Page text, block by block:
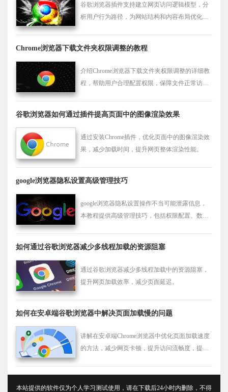
谷歌浏览器插件支持建立网页访问逻辑模型，分
析用户行为路径，为网站结构和内容布局优化提
Chrome浏览器下载文件夹权限调整的教程
介绍Chrome浏览器下载文件夹权限调整的详细教
程，帮助用户合理配置权限，保障文件正常访问
谷歌浏览器如何通过插件提高页面中的图像渲染效果
通过安装Chrome插件，优化页面中的图像渲染效
果，减少加载时间，提升网页整体渲染性能。
google浏览器隐私设置高级管理技巧
google浏览器隐私设置操作不当可能泄露信息，
本教程提供高级管理技巧，包括权限配置、数据
如何通过谷歌浏览器减少多线程加载的资源阻塞
通过谷歌浏览器减少多线程加载中的资源阻塞，
提升网页加载效率，减少页面延迟。
如何在安卓端谷歌浏览器中解决页面加载慢的问题
讲解在安卓端Chrome浏览器中优化页面加载速度
的方法，减少网页卡顿，提升访问流畅度，提高
本站提供的软件仅为个人学习测试使用，请在下载后24小时内删除，不得